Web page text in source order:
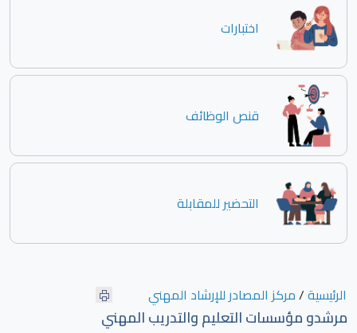
اختبارات
قنص الوظائف
التحضير للمقابلة
الرئيسية/مركز المصادر للإرشاد المهني
مرشدو مؤسسات التعليم والتدريب المهني